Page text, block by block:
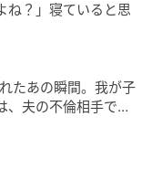
？」寝ていると思
たあの瞬間。我が子
、夫の不倫相手でし